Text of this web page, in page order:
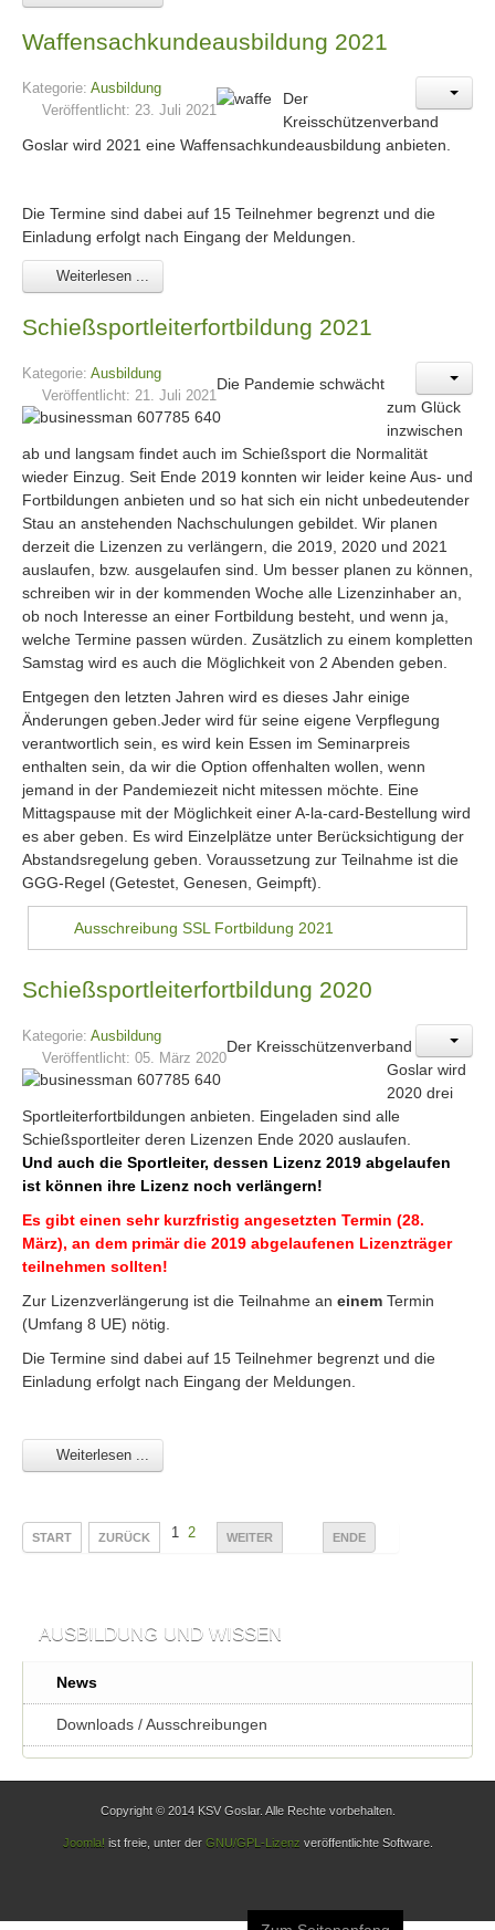
Waffensachkundeausbildung 2021
Kategorie: Ausbildung
Veröffentlicht: 23. Juli 2021
Der
Kreisschützenverband
Goslar wird 2021 eine Waffensachkundeausbildung anbieten.
Die Termine sind dabei auf 15 Teilnehmer begrenzt und die
Einladung erfolgt nach Eingang der Meldungen.
Weiterlesen ...
Schießsportleiterfortbildung 2021
Kategorie: Ausbildung
Veröffentlicht: 21. Juli 2021
Die Pandemie schwächt
zum Glück
inzwischen
ab und langsam findet auch im Schießsport die Normalität
wieder Einzug. Seit Ende 2019 konnten wir leider keine Aus- und
Fortbildungen anbieten und so hat sich ein nicht unbedeutender
Stau an anstehenden Nachschulungen gebildet. Wir planen
derzeit die Lizenzen zu verlängern, die 2019, 2020 und 2021
auslaufen, bzw. ausgelaufen sind. Um besser planen zu können,
schreiben wir in der kommenden Woche alle Lizenzinhaber an,
ob noch Interesse an einer Fortbildung besteht, und wenn ja,
welche Termine passen würden. Zusätzlich zu einem kompletten
Samstag wird es auch die Möglichkeit von 2 Abenden geben.
Entgegen den letzten Jahren wird es dieses Jahr einige
Änderungen geben.Jeder wird für seine eigene Verpflegung
verantwortlich sein, es wird kein Essen im Seminarpreis
enthalten sein, da wir die Option offenhalten wollen, wenn
jemand in der Pandemiezeit nicht mitessen möchte. Eine
Mittagspause mit der Möglichkeit einer A-la-card-Bestellung wird
es aber geben. Es wird Einzelplätze unter Berücksichtigung der
Abstandsregelung geben. Voraussetzung zur Teilnahme ist die
GGG-Regel (Getestet, Genesen, Geimpft).
Ausschreibung SSL Fortbildung 2021
Schießsportleiterfortbildung 2020
Kategorie: Ausbildung
Veröffentlicht: 05. März 2020
Der Kreisschützenverband
Goslar wird
2020 drei
Sportleiterfortbildungen anbieten. Eingeladen sind alle
Schießsportleiter deren Lizenzen Ende 2020 auslaufen.
Und auch die Sportleiter, dessen Lizenz 2019 abgelaufen
ist können ihre Lizenz noch verlängern!
Es gibt einen sehr kurzfristig angesetzten Termin (28.
März), an dem primär die 2019 abgelaufenen Lizenzträger
teilnehmen sollten!
Zur Lizenzverlängerung ist die Teilnahme an einem Termin
(Umfang 8 UE) nötig.
Die Termine sind dabei auf 15 Teilnehmer begrenzt und die
Einladung erfolgt nach Eingang der Meldungen.
Weiterlesen ...
START ZURÜCK 1 2 WEITER ENDE
AUSBILDUNG UND WISSEN
News
Downloads / Ausschreibungen
Copyright © 2014 KSV Goslar. Alle Rechte vorbehalten.
Joomla! ist freie, unter der GNU/GPL-Lizenz veröffentlichte Software.